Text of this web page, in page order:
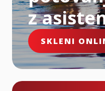
z
SKLENI